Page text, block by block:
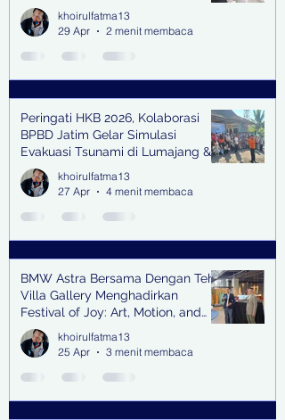
Kerja Sama Impor Bodong
khoirulfatma13
29 Apr
2 menit membaca
Peringati HKB 2026, Kolaborasi
BPBD Jatim Gelar Simulasi
Evakuasi Tsunami di Lumajang &
Trenggalek
khoirulfatma13
27 Apr
4 menit membaca
BMW Astra Bersama Dengan Teh
Villa Gallery Menghadirkan
Festival of Joy: Art, Motion, and
Scent
khoirulfatma13
25 Apr
3 menit membaca